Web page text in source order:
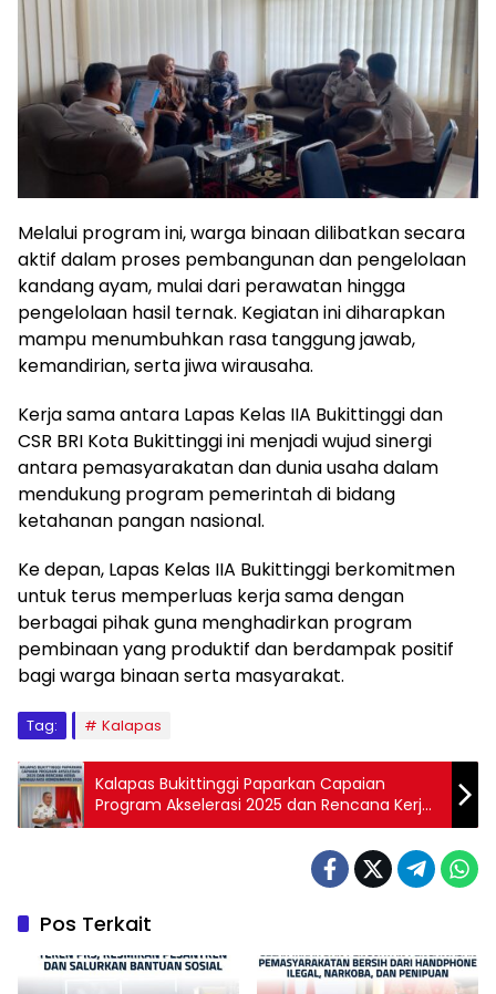
Melalui program ini, warga binaan dilibatkan secara
aktif dalam proses pembangunan dan pengelolaan
kandang ayam, mulai dari perawatan hingga
pengelolaan hasil ternak. Kegiatan ini diharapkan
mampu menumbuhkan rasa tanggung jawab,
kemandirian, serta jiwa wirausaha.
Kerja sama antara Lapas Kelas IIA Bukittinggi dan
CSR BRI Kota Bukittinggi ini menjadi wujud sinergi
antara pemasyarakatan dan dunia usaha dalam
mendukung program pemerintah di bidang
ketahanan pangan nasional.
Ke depan, Lapas Kelas IIA Bukittinggi berkomitmen
untuk terus memperluas kerja sama dengan
berbagai pihak guna menghadirkan program
pembinaan yang produktif dan berdampak positif
bagi warga binaan serta masyarakat.
Tag: Kalapas
Kalapas Bukittinggi Paparkan Capaian
Program Akselerasi 2025 dan Rencana Kerja
Menuju Aksi Kemenimipas 2026
Pos Terkait